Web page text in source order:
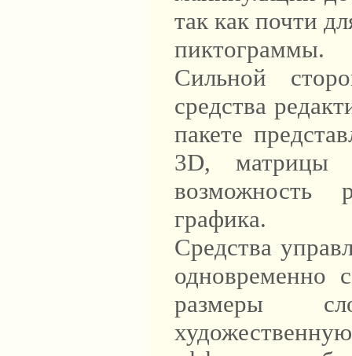
так как почти
пиктограммы.
Сильной
средства
пакете
3D, матрицы
возможность
графика.
Средства
одновременно
размеры